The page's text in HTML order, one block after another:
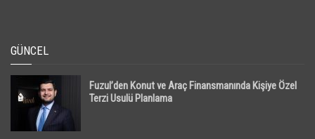
GÜNCEL
Fuzul’den Konut ve Araç Finansmanında Kişiye Özel
Terzi Usulü Planlama